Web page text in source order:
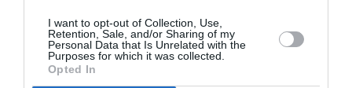
I want to opt-out of Collection, Use,
Retention, Sale, and/or Sharing of my
Personal Data that Is Unrelated with the
Purposes for which it was collected.
Opted In
την Τέχνη και τον Πολιτισμό!